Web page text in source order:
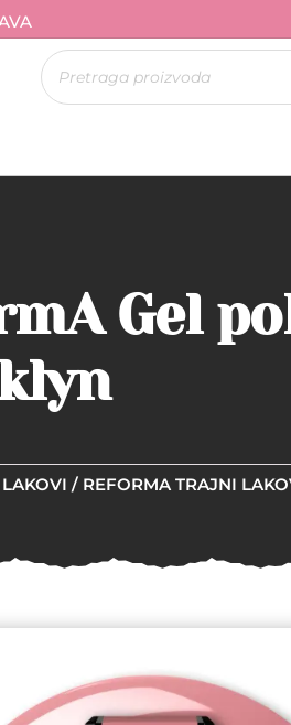
Products
search
Gel
/ REFORMA TRAJNI